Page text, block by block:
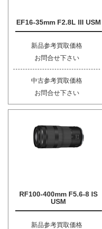
EF16-35mm F2.8L III USM
新品参考買取価格
お問合せ下さい
中古参考買取価格
お問合せ下さい
RF100-400mm F5.6-8 IS
USM
新品参考買取価格